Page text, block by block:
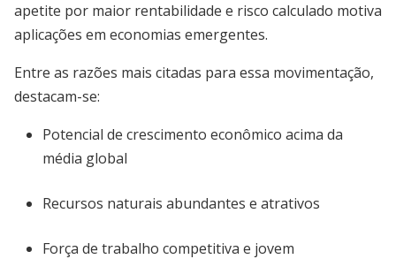
apetite por maior rentabilidade e risco calculado motiva
aplicações em economias emergentes.
Entre as razões mais citadas para essa movimentação,
destacam-se:
Potencial de crescimento econômico acima da
média global
Recursos naturais abundantes e atrativos
Força de trabalho competitiva e jovem